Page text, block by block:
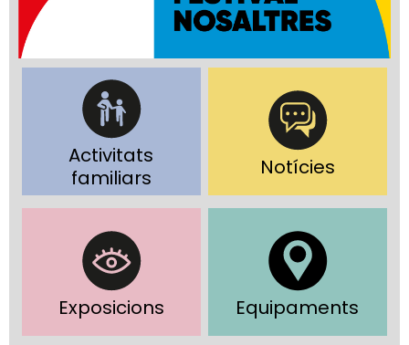
Activitats
familiars
Notícies
Exposicions Equipaments